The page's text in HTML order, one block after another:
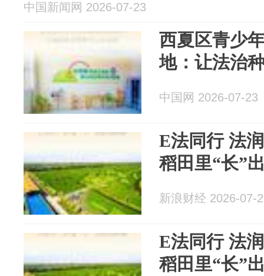
中国新闻网 2026-07-23
西夏区青少
地：让法治
中国网 2026-07-23
E法同行 法
稻田里“长”
新浪财经 2026-07-
E法同行 法
稻田里“长”